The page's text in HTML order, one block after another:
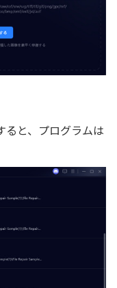
ると、プログラムは